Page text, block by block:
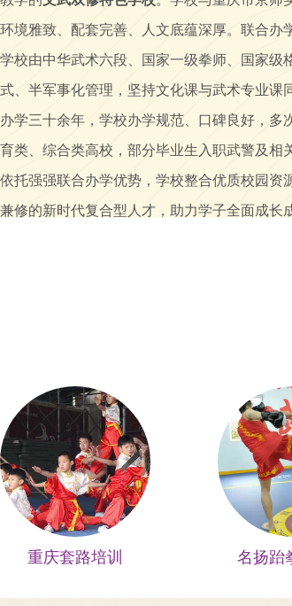
环境雅致、配套完善、人文底蕴深厚。联合办
学校由中华武术六段、国家一级拳师、国家级
式、半军事化管理，坚持文化课与武术专业课
办学三十余年，学校办学规范、口碑良好，
育类、综合类高校，部分毕业生入职武警及相
依托强强联合办学优势，学校整合优质校园
兼修的新时代复合型人才，助力学子全面成长
重庆套路培训 名扬跆